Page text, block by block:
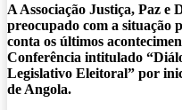
A Associação Justiça, Paz e
preocupado com a situação
conta os últimos
Conferência intitulado
Legislativo Eleitoral” por
de Angola.